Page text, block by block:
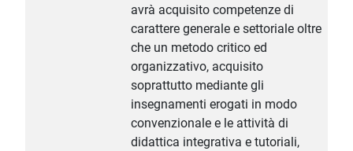
avrà acquisito competenze di
carattere generale e settoriale oltre
che un metodo critico ed
organizzativo, acquisito
soprattutto mediante gli
insegnamenti erogati in modo
convenzionale e le attività di
didattica integrativa e tutoriali,